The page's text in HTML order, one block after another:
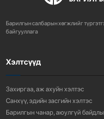
ХОТ
3 сарын
Барилгын салбарын хөгжлийг
байгууллага
Хэлтсүүд
Захиргаа, аж ахуйн хэлтэс
Санхүү, эдийн засгийн хэлтэс
Барилгын чанар, аюулгүй